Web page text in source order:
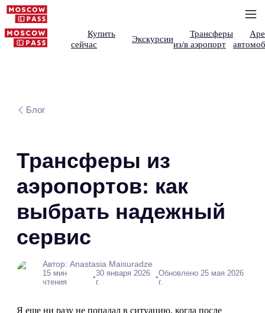
Купить
сейчас
Экскурсии
Трансферы
из/в аэропорт
Блог
Трансферы из
аэропортов: как
выбрать надежный
сервис
Автор: Anastasia Maisuradze
15 мин
чтения
•30 января 2026
г.
•Обновлено 25 мая 2026
г.
Я еще ни разу не попадал в ситуацию, когда после